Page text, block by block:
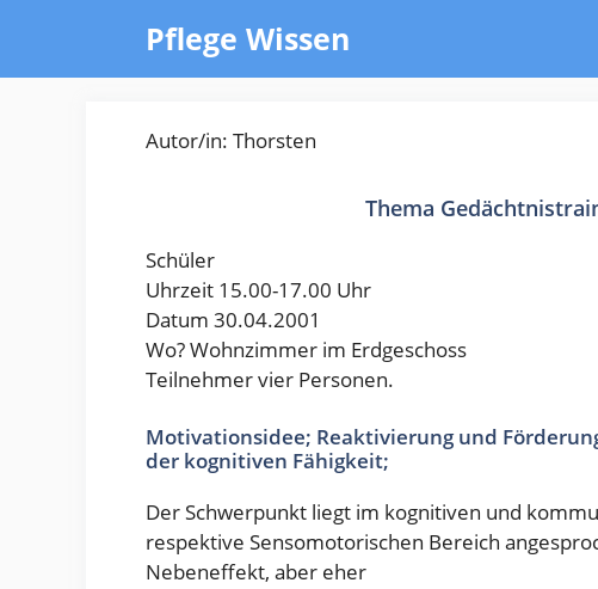
springen
Pflege Wissen
Autor/in: Thorsten
Thema
Schüler
Uhrzeit 15.00-17.00 Uhr
Datum 30.04.2001
Wo? Wohnzimmer im Erdgeschoss
Teilnehmer vier Personen.
Motivationsidee; Reaktivierung und
der kognitiven Fähigkeit;
Der Schwerpunkt liegt im kognitiven und
respektive Sensomotorischen Bereich
Nebeneffekt, aber eher